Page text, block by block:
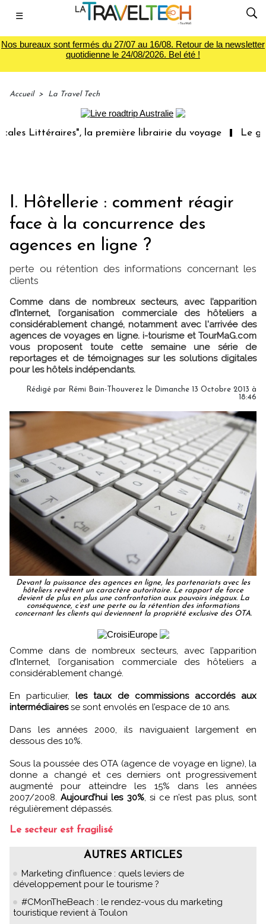
☰
Nos bureaux sont fermés du 27/07 au 16/08. Retour de la newsletter
quotidienne le 24/08/2026. Bel été !
Accueil > La Travel Tech
la première librairie du voyage Le groupe
I. Hôtellerie : comment réagir
face à la concurrence des
agences en ligne ?
perte ou rétention des informations concernant les
clients
Comme dans de nombreux secteurs, avec l’apparition
d’Internet, l’organisation commerciale des hôteliers a
considérablement changé, notamment avec l'arrivée des
agences de voyages en ligne. i-tourisme et TourMaG.com
vous proposent toute cette semaine une série de
reportages et de témoignages sur les solutions digitales
pour les hôtels indépendants.
Rédigé par Rémi Bain-Thouverez le Dimanche 13 Octobre 2013 à
18:46
Devant la puissance des agences en ligne, les partenariats avec les
hôteliers revêtent un caractère autoritaire. Le rapport de force
devient de plus en plus une confrontation aux pouvoirs inégaux. La
conséquence, c’est une perte ou la rétention des informations
concernant les clients qui deviennent la propriété exclusive des OTA.
Comme dans de nombreux secteurs, avec l’apparition
d’Internet, l’organisation commerciale des hôteliers a
considérablement changé.
En particulier, les taux de commissions accordés aux
intermédiairesse sont envolés en l’espace de 10 ans.
Dans les années 2000, ils naviguaient largement en
dessous des 10%.
Sous la poussée des OTA (agence de voyage en ligne), la
donne a changé et ces derniers ont progressivement
augmenté pour atteindre les 15% dans les années
2007/2008.Aujourd’hui les 30%, si ce n’est pas plus, sont
régulièrement dépassés.
Le secteur est fragilisé
AUTRES ARTICLES
Marketing d’influence : quels leviers de
développement pour le tourisme ?
#CMonTheBeach : le rendez-vous du marketing
touristique revient à Toulon